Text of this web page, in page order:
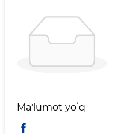
Maʼlumot yoʻq